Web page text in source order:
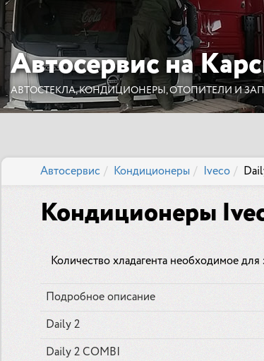
Автосервис на
АВТОСТЕКЛА, КОНДИЦИОНЕРЫ, ОТОПИТЕЛИ И
Автосервис Кондиционеры Iveco
Кондиционеры
Количество хладагента необходимое
Подробное описание
Daily 2
Daily 2 COMBI